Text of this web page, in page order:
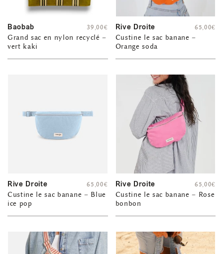
Baobab
Grand sac en nylon recyclé –
vert kaki
39,00€ Rive Droite
Custine le sac banane –
Orange soda
65,00€
Rive Droite
Custine le sac banane – Blue
ice pop
65,00€ Rive Droite
Custine le sac banane – Rose
bonbon
65,00€